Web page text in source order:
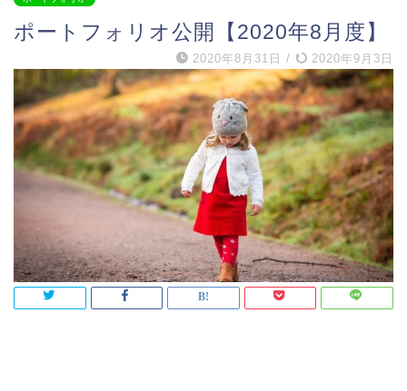
ポートフォリオ公開【2020年8月度】
2020年8月31日 / 2020年9月3日